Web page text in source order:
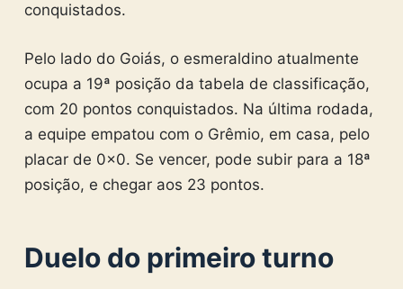
conquistados.
Pelo lado do Goiás, o esmeraldino atualmente
ocupa a 19ª posição da tabela de classificação,
com 20 pontos conquistados. Na última rodada,
a equipe empatou com o Grêmio, em casa, pelo
placar de 0x0. Se vencer, pode subir para a 18ª
posição, e chegar aos 23 pontos.
Duelo do primeiro turno